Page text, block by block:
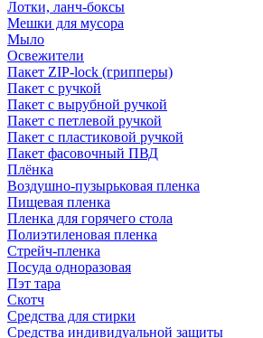
Лотки, ланч-боксы
Мешки для мусора
Мыло
Освежители
Пакет ZIP-lock (грипперы)
Пакет с ручкой
Пакет с вырубной ручкой
Пакет с петлевой ручкой
Пакет с пластиковой ручкой
Пакет фасовочный ПВД
Плёнка
Воздушно-пузырьковая пленка
Пищевая пленка
Пленка для горячего стола
Полиэтиленовая пленка
Стрейч-пленка
Посуда одноразовая
Пэт тара
Скотч
Средства для стирки
Средства индивидуальной защиты